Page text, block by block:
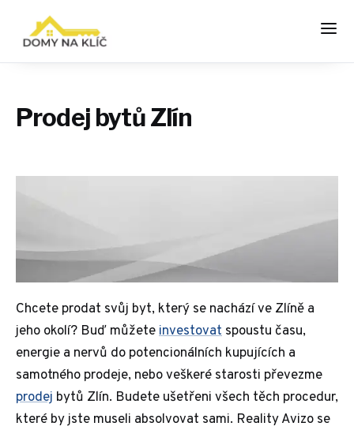
Prodej bytů Zlín
Chcete prodat svůj byt, který se nachází ve Zlíně a
jeho okolí? Buď můžeteinvestovat spoustu času,
energie a nervů do potencionálních kupujících a
samotného prodeje, nebo veškeré starosti převezme
prodej bytů Zlín. Budete ušetřeni všech těch procedur,
které by jste museli absolvovat sami. Reality Avizo se